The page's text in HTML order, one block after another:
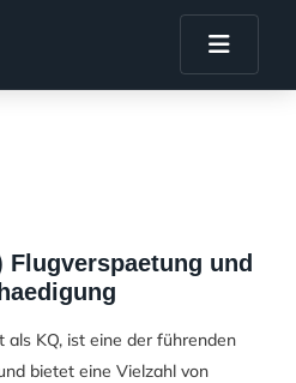
Flugverspaetung und
als KQ, ist eine der führenden
bietet eine Vielzahl von